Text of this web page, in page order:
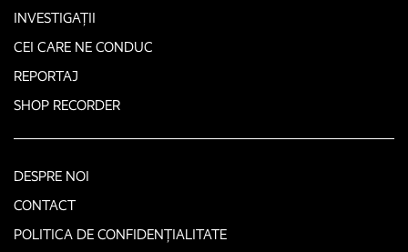
INVESTIGAȚII
CEI CARE NE CONDUC
REPORTAJ
SHOP RECORDER
DESPRE NOI
CONTACT
POLITICA DE CONFIDENȚIALITATE